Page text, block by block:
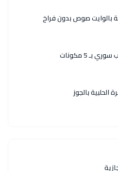
بالوايت صوص بدون فراخ
بـ 5 مكونات
بالجوز